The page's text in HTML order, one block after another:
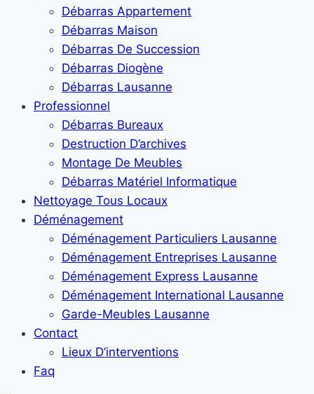
Débarras Appartement
Débarras Maison
Débarras De Succession
Débarras Diogène
Débarras Lausanne
Professionnel
Débarras Bureaux
Destruction D’archives
Montage De Meubles
Débarras Matériel Informatique
Nettoyage Tous Locaux
Déménagement
Déménagement Particuliers Lausanne
Déménagement Entreprises Lausanne
Déménagement Express Lausanne
Déménagement International Lausanne
Garde-Meubles Lausanne
Contact
Lieux D’interventions
Faq